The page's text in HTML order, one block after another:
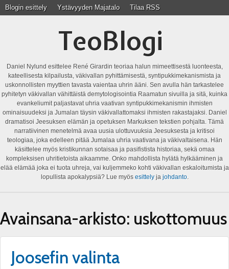
Blogin esittely Ystävyyden Majatalo Tilaa RSS
TeoBlogi
Daniel Nylund esittelee René Girardin teoriaa halun mimeettisestä luonteesta,
kateellisesta kilpailusta, väkivallan pyhittämisestä, syntipukkimekanismista ja
uskonnollisten myyttien tavasta vaientaa uhrin ääni. Sen avulla hän tarkastelee
pyhitetyn väkivallan vähittäistä demytologisointia Raamatun sivuilla ja sitä, kuinka
evankeliumit paljastavat uhria vaativan syntipukkimekanismin ihmisten
ominaisuudeksi ja Jumalan täysin väkivallattomaksi ihmisten rakastajaksi. Daniel
dramatisoi Jeesuksen elämän ja opetuksen Markuksen tekstien pohjalta. Tämä
narratiivinen menetelmä avaa uusia ulottuvuuksia Jeesuksesta ja kritisoi
teologiaa, joka edelleen pitää Jumalaa uhria vaativana ja väkivaltaisena. Hän
käsittelee myös kristikunnan sotaisaa ja pasifistista historiaa, sekä omaa
kompleksisen uhritietoista aikaamme. Onko mahdollista hylätä hylkääminen ja
elää elämää joka ei tuota uhreja, vai kuljemmeko kohti väkivallan eskaloitumista ja
lopullista apokalypsiä? Lue myös esittelyja johdanto.
Avainsana-arkisto: uskottomuus
Joosefin valinta